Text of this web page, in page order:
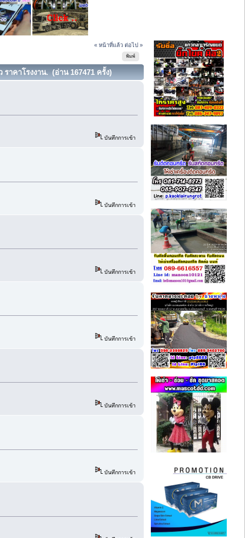
« หน้าที่แล้ว ต่อไป »
พิมพ์
คาโรงงาน. (อ่าน 167471 ครั้ง)
บันทึกการเข้า
บันทึกการเข้า
บันทึกการเข้า
บันทึกการเข้า
บันทึกการเข้า
บันทึกการเข้า